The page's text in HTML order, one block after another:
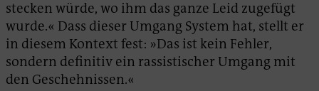
stecken würde, wo ihm das ganze Leid zugefügt
wurde.« Dass dieser Umgang System hat, stellt er
in diesem Kontext fest: »Das ist kein Fehler,
sondern definitiv ein rassistischer Umgang mit
den Geschehnissen.«